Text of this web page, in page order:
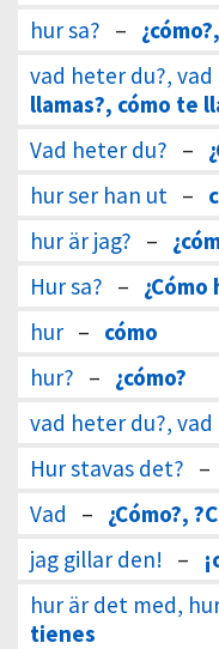
hur sa? –
vad heter du?,
llamas?, cómo te
Vad heter du? –
hur ser han ut –
hur är jag? –
Hur sa? – ¿Cómo
hur – cómo
hur? – ¿cómo?
vad heter du?,
Hur stavas det? –
Vad
– ¿Cómo?,
jag gillar den! –
hur är det med,
tienes